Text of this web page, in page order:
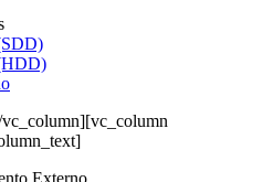
Externo